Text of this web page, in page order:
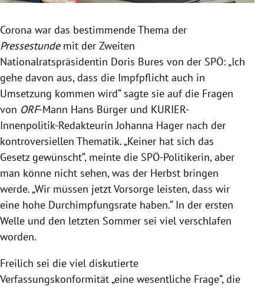
Corona war das bestimmende Thema der
Pressestunde mit der Zweiten
Nationalratspräsidentin Doris Bures von der SPÖ: „Ich
gehe davon aus, dass die Impfpflicht auch in
Umsetzung kommen wird“ sagte sie auf die Fragen
von ORF-Mann Hans Bürger und KURIER-
Innenpolitik-Redakteurin Johanna Hager nach der
kontroversiellen Thematik. „Keiner hat sich das
Gesetz gewünscht“, meinte die SPÖ-Politikerin, aber
man könne nicht sehen, was der Herbst bringen
werde. „Wir müssen jetzt Vorsorge leisten, dass wir
eine hohe Durchimpfungsrate haben.“ In der ersten
Welle und den letzten Sommer sei viel verschlafen
worden.
Freilich sei die viel diskutierte
Verfassungskonformität „eine wesentliche Frage“, die